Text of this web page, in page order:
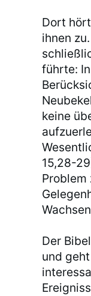
Dort
ihnen
führte:
keine
15,28-
Problem
Der
und